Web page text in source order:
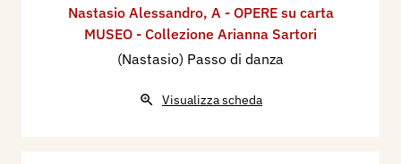
Nastasio Alessandro, A - OPERE su carta
MUSEO - Collezione Arianna Sartori
(Nastasio) Passo di danza
Visualizza scheda